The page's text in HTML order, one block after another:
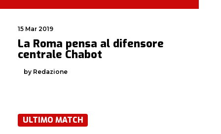
15 Mar 2019
La Roma pensa al difensore
centrale Chabot
by Redazione
ULTIMO MATCH